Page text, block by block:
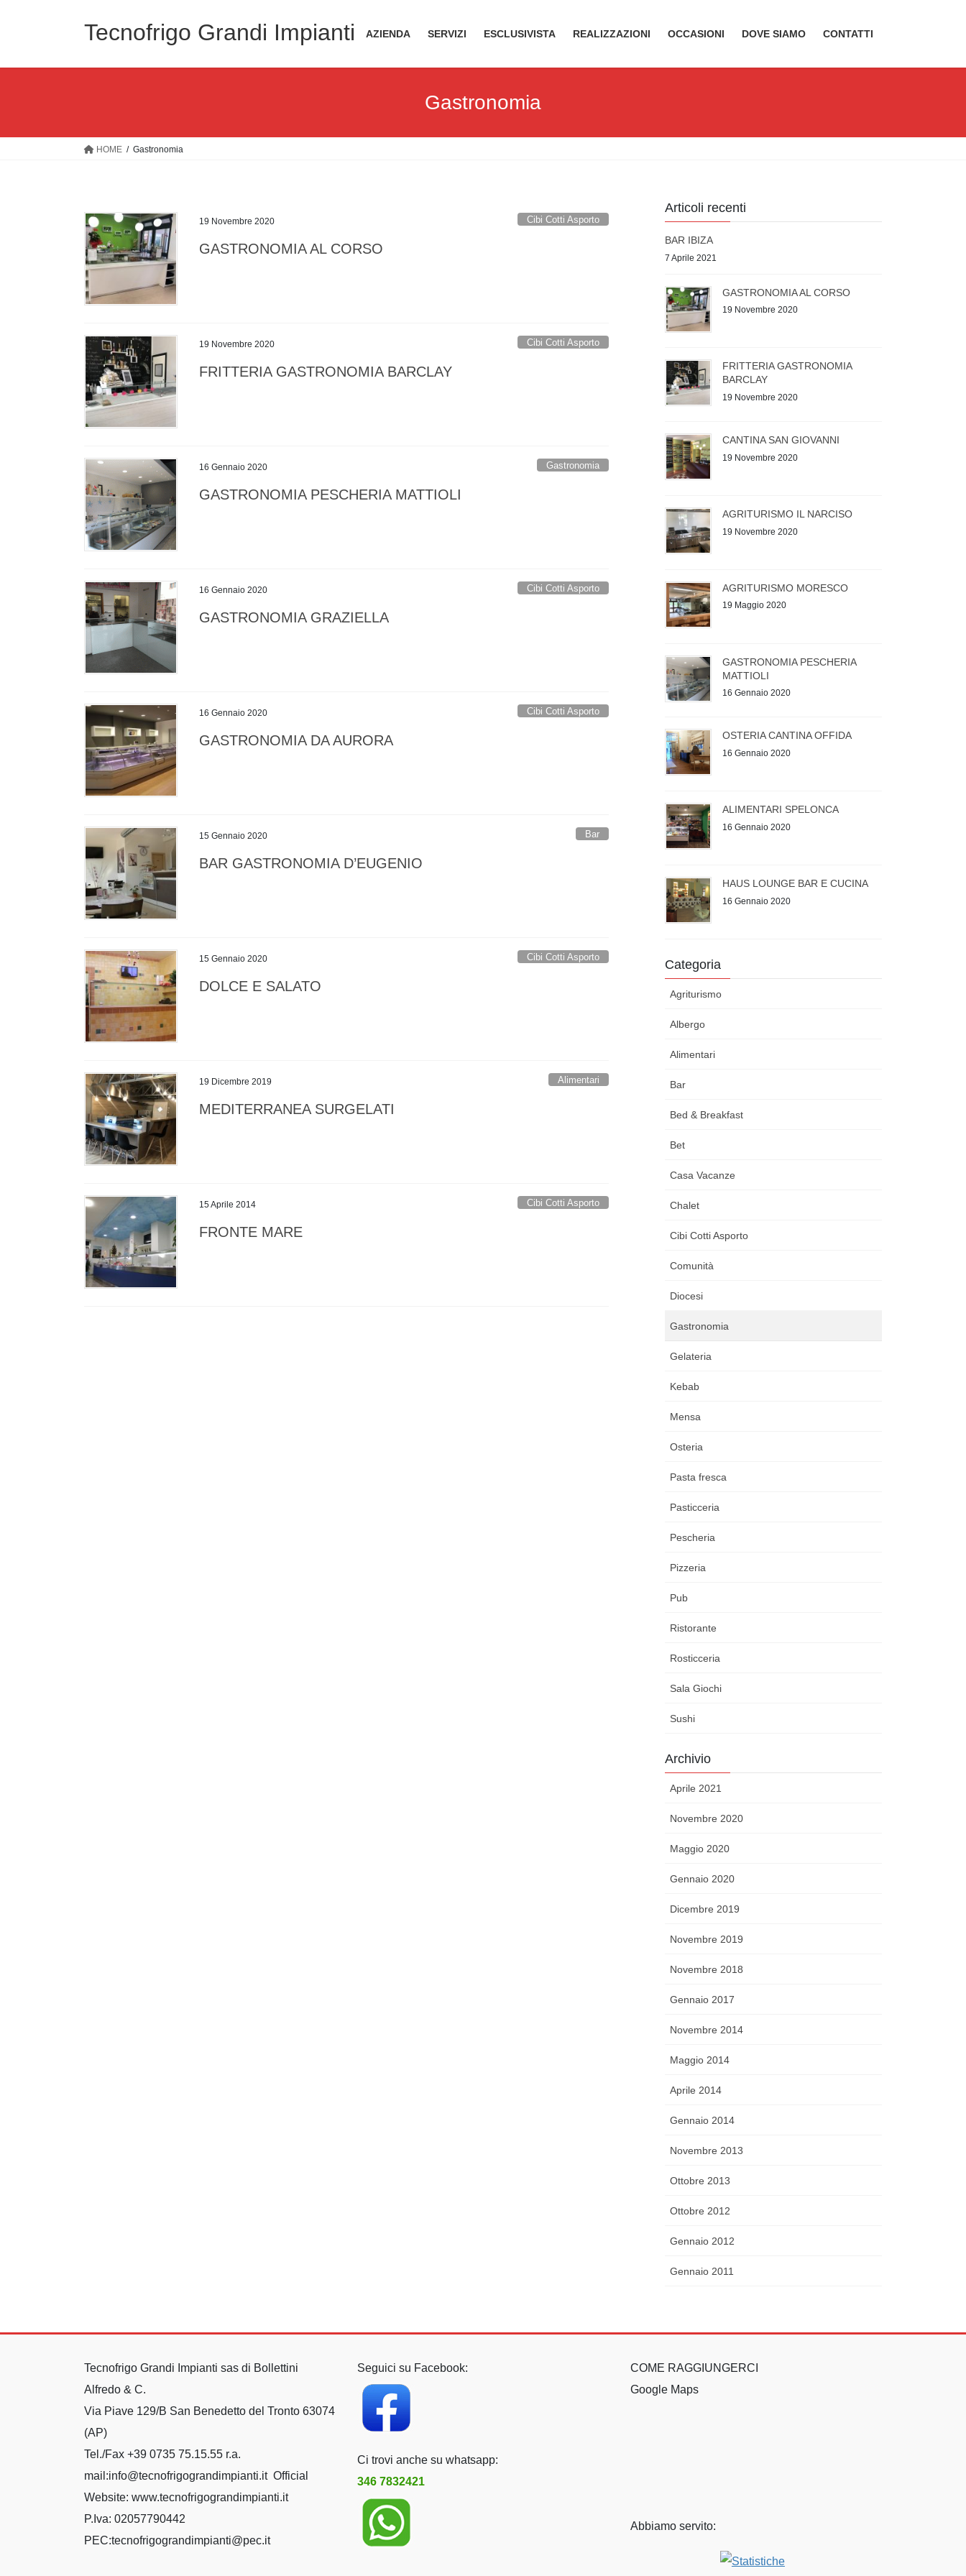
Tecnofrigo Grandi Impianti AZIENDA SERVIZI ESCLUSIVISTA REALIZZAZIONI OCCASIONI DOVE SIAMO CONTATTI
Gastronomia
HOME Gastronomia
19 Novembre 2020 Cibi Cotti Asporto
GASTRONOMIA AL CORSO
19 Novembre 2020 Cibi Cotti Asporto
FRITTERIA GASTRONOMIA BARCLAY
16 Gennaio 2020 Gastronomia
GASTRONOMIA PESCHERIA MATTIOLI
16 Gennaio 2020 Cibi Cotti Asporto
GASTRONOMIA GRAZIELLA
16 Gennaio 2020 Cibi Cotti Asporto
GASTRONOMIA DA AURORA
15 Gennaio 2020 Bar
BAR GASTRONOMIA D’EUGENIO
15 Gennaio 2020 Cibi Cotti Asporto
DOLCE E SALATO
19 Dicembre 2019 Alimentari
MEDITERRANEA SURGELATI
15 Aprile 2014 Cibi Cotti Asporto
FRONTE MARE
Articoli recenti
BAR IBIZA
7 Aprile 2021
GASTRONOMIA AL CORSO
19 Novembre 2020
FRITTERIA GASTRONOMIA
BARCLAY
19 Novembre 2020
CANTINA SAN GIOVANNI
19 Novembre 2020
AGRITURISMO IL NARCISO
19 Novembre 2020
AGRITURISMO MORESCO
19 Maggio 2020
GASTRONOMIA PESCHERIA
MATTIOLI
16 Gennaio 2020
OSTERIA CANTINA OFFIDA
16 Gennaio 2020
ALIMENTARI SPELONCA
16 Gennaio 2020
HAUS LOUNGE BAR E CUCINA
16 Gennaio 2020
Categoria
Agriturismo
Albergo
Alimentari
Bar
Bed & Breakfast
Bet
Casa Vacanze
Chalet
Cibi Cotti Asporto
Comunità
Diocesi
Gastronomia
Gelateria
Kebab
Mensa
Osteria
Pasta fresca
Pasticceria
Pescheria
Pizzeria
Pub
Ristorante
Rosticceria
Sala Giochi
Sushi
Archivio
Aprile 2021
Novembre 2020
Maggio 2020
Gennaio 2020
Dicembre 2019
Novembre 2019
Novembre 2018
Gennaio 2017
Novembre 2014
Maggio 2014
Aprile 2014
Gennaio 2014
Novembre 2013
Ottobre 2013
Ottobre 2012
Gennaio 2012
Gennaio 2011
Tecnofrigo Grandi Impianti sas di Bollettini
Alfredo & C.
Via Piave 129/B San Benedetto del Tronto 63074
(AP)
Tel./Fax +39 0735 75.15.55 r.a.
mail:info@tecnofrigograndimpianti.it Official
Website: www.tecnofrigograndimpianti.it
P.Iva: 02057790442
PEC:tecnofrigograndimpianti@pec.it
Seguici su Facebook:
Ci trovi anche su whatsapp:
346 7832421
COME RAGGIUNGERCI
Google Maps
Abbiamo servito: